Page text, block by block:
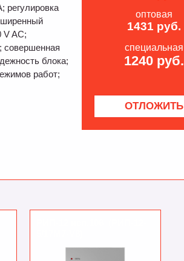
оптовая
1431 руб.
специальная
1240 руб.
регулировка
V AC;
совершенная
блока;
работ;